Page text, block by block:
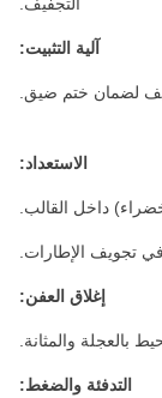
آلية التثبيت:
لضمان ختم ضيق.
الاستعداد:
داخل القالب.
في تجويف الإطارات.
إغلاق العفن:
بالعجلة والمثانة.
التدفئة والضغط: